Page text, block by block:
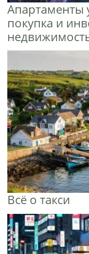
Апартаменты
покупка и
Всё о такси